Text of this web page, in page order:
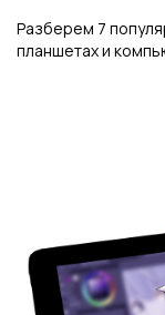
Разберем 7
планшетах и